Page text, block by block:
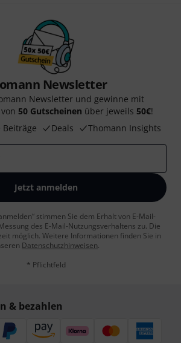
Newsletter
Newsletter und gewinne mit
50 Gutscheinen über jeweils 50€!
Deals Thomann Insights
Jetzt anmelden
stimmen Sie dem Erhalt von E-Mail-
des E-Mail-Nutzungsverhaltens zu. Die
möglich. Weitere Informationen finden Sie in
Datenschutzhinweisen.
* Pflichtfeld
& bezahlen